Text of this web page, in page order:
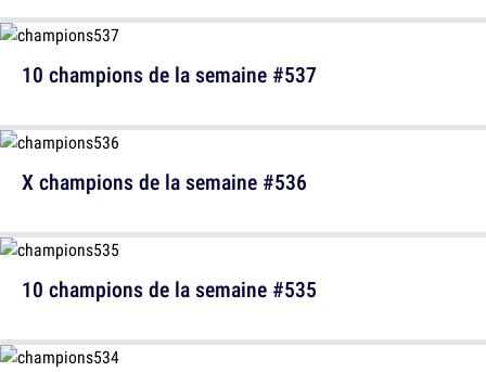
10 champions de la semaine #537
10 champions de la semaine #535
X champions de la semaine #536